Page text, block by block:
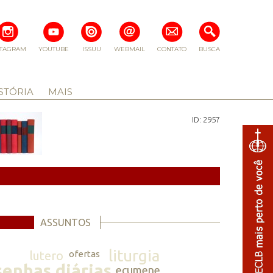
BUSCA
CONTATO
WEBMAIL
ISSUU
YOUTUBE
MAIS
ID: 2957
ASSUNTOS
lutero ofertas liturgia
ecumene